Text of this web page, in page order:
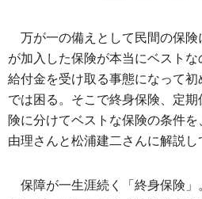
万が一の備えとして民間の保
が加入した保険が本当にベスト
給付金を受け取る事態になって
では困る。そこで終身保険、定
険に分けてベストな保険の条件を
由理さんと松浦建二さんに解説し
保障が一生涯続く「終身保険